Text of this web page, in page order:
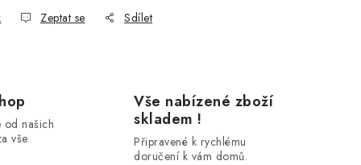
Zeptat se Sdílet
od našich
vše.
Vše nabízené zboží
skladem !
Připravené k rychlému
doručení k vám domů.